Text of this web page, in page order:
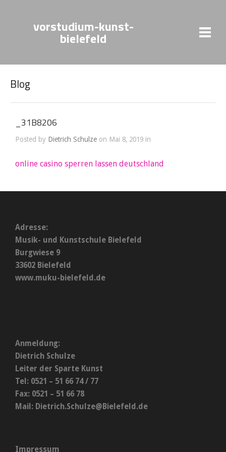
vorstudium-kunst-
bielefeld
Blog
_31B8206
Posted by Dietrich Schulze on Mai 8, 2019 in
online casino sperren lassen deutschland
Adresse:
Musik- und Kunstschule Bielefeld
Burgwiese 9
33602 Bielefeld
www.muku-bielefeld.de
Anmeldung:
Dietrich Schulze
Leiter der Sparte Kunst
Tel: 0521 – 51 66 74 / 77
Fax: 0521 – 51 66 78
Mail: Dietrich.Schulze@Bielefeld.de
Impressum